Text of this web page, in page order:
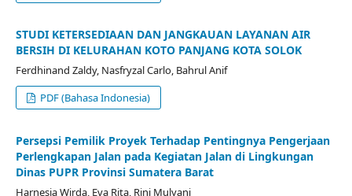
STUDI KETERSEDIAAN DAN JANGKAUAN LAYANAN AIR
BERSIH DI KELURAHAN KOTO PANJANG KOTA SOLOK
Ferdhinand Zaldy, Nasfryzal Carlo, Bahrul Anif
PDF (Bahasa Indonesia)
Persepsi Pemilik Proyek Terhadap Pentingnya Pengerjaan
Perlengkapan Jalan pada Kegiatan Jalan di Lingkungan
Dinas PUPR Provinsi Sumatera Barat
Harnesia Wirda, Eva Rita, Rini Mulyani